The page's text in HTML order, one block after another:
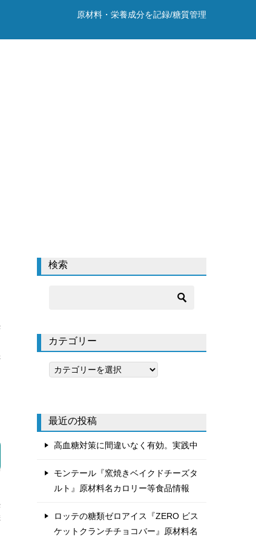
原材料・栄養成分を記録/糖質管理
検索
カテゴリー
カ
ー
最近の投稿
高血糖対策に間違いなく有効。実践中
モンテール『窯焼きベイクドチーズタ
ルト』原材料名カロリー等食品情報
ロッテの糖類ゼロアイス『ZERO ビス
ケットクランチチョコバー』原材料名